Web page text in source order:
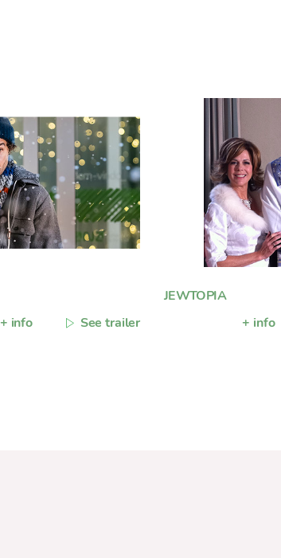
+ info See trailer
JEWTOPIA
+ info